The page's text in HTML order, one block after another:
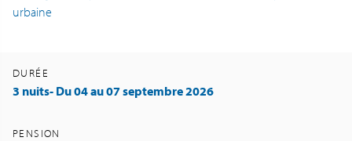
urbaine
DURÉE
3 nuits- Du 04 au 07 septembre 2026
PENSION